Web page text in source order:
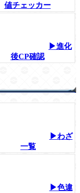
値チェッカー
▶進化
後CP確認
▶わざ
一覧
▶色違